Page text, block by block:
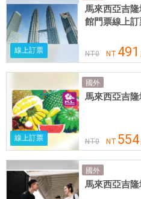
線上訂票
馬來西亞吉
館門票線上訂
NT0 NT 491
線上訂票
國外
馬來西亞吉
NT0 NT 554
國外
馬來西亞吉